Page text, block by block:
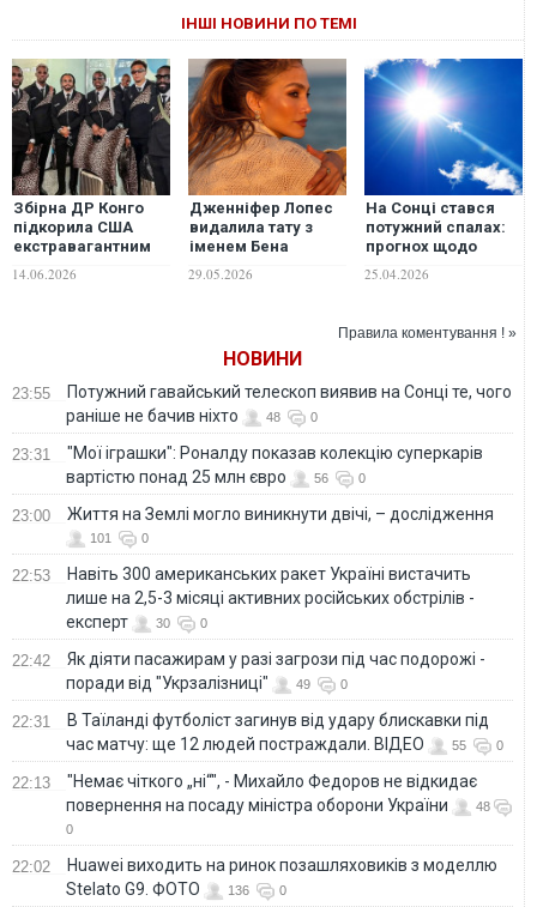
ІНШІ НОВИНИ ПО ТЕМІ
Збірна ДР Конго
підкорила США
екстравагантним
прибуттям на
ЧС-2026
14.06.2026
Дженніфер Лопес
видалила тату з
іменем Бена
Аффлека – ЗМІ
29.05.2026
На Сонці стався
потужний спалах:
прогнох щодо
магнітної бурі 25
квітня
25.04.2026
Правила коментування ! »
НОВИНИ
23:55
Потужний гавайський телескоп виявив на Сонці те, чого
раніше не бачив ніхто
48 0
23:31
"Мої іграшки": Роналду показав колекцію суперкарів
вартістю понад 25 млн євро
56 0
23:00 Життя на Землі могло виникнути двічі, – дослідження
101 0
22:53
Навіть 300 американських ракет Україні вистачить
лише на 2,5-3 місяці активних російських обстрілів -
експерт
30 0
22:42
Як діяти пасажирам у разі загрози під час подорожі -
поради від "Укрзалізниці"
49 0
22:31
В Таїланді футболіст загинув від удару блискавки під
час матчу: ще 12 людей постраждали. ВІДЕО
55 0
22:13
"Немає чіткого „ні“", - Михайло Федоров не відкидає
повернення на посаду міністра оборони України
48
0
22:02
Huawei виходить на ринок позашляховиків з моделлю
Stelato G9. ФОТО
136 0